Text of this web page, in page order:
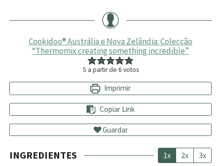
Cookidoo® Austrália e Nova Zelândia: Colecção
“Thermomix creating something incredible”
5 a partir de 6 votos
Imprimir
Copiar Link
Guardar
INGREDIENTES 1x 2x 3x